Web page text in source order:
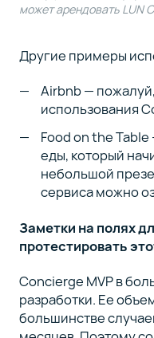
может арендовать LUN
Другие примеры
Airbnb —
использования
Food on the Table
еды, который
небольшой
сервиса можно
Заметки на полях
протестировать
Concierge MVP в
разработки. Ее
большинстве